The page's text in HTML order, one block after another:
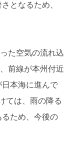
となるため、
た空気の流れ込
前線が本州付近
本海に進んで
ては、雨の降る
ため、今後の